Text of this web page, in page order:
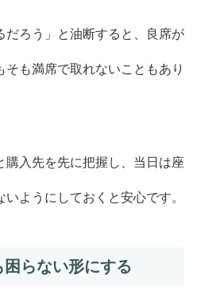
だろう」と油断すると、良席が
も満席で取れないこともあり
購入先を先に把握し、当日は座
ようにしておくと安心です。
らない形にする